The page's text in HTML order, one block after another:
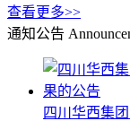
查看更多>>
通知公告
四川华西集